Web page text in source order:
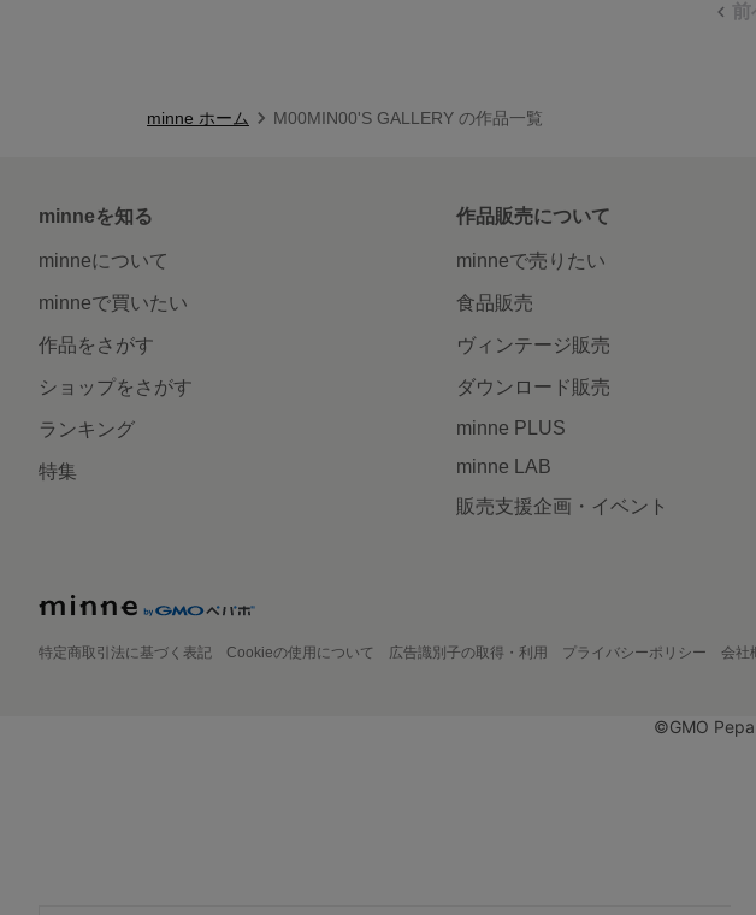
前
minne ホーム M00MIN00'S GALLERY の作品一覧
minneを知る
minneについて
minneで買いたい
作品をさがす
ショップをさがす
ランキング
特集
作品販売について
minneで売りたい
食品販売
ヴィンテージ販売
ダウンロード販売
minne PLUS
minne LAB
販売支援企画・イベント
特定商取引法に基づく表記 Cookieの使用について 広告識別子の取得・利用 プライバシーポリシー 会社
©GMO